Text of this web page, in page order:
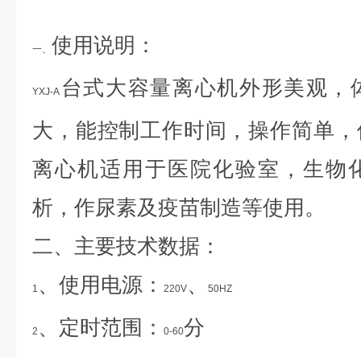
一、 使用说明：
YXJ-A 台式大容量离心机外形美观，
大，能控制工作时间，操作简单
离心机适用于医院化验室，生物
析，作尿素及疫苗制造等使用。
二、主要技术数据：
1 、使用电源： 220V、 50HZ
2 、定时范围： 0-60分